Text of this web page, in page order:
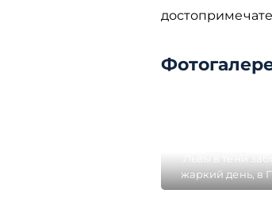
жаркий день, в
Львов